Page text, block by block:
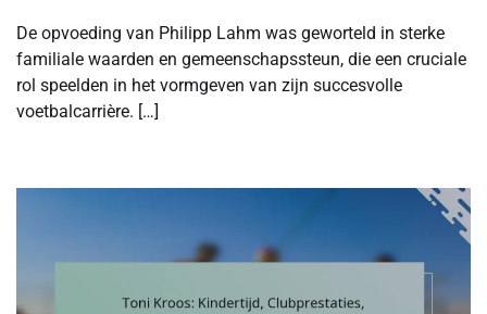
De opvoeding van Philipp Lahm was geworteld in sterke
familiale waarden en gemeenschapssteun, die een cruciale
rol speelden in het vormgeven van zijn succesvolle
voetbalcarrière. […]